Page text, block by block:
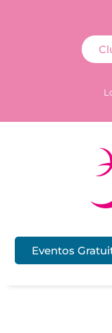
Eventos